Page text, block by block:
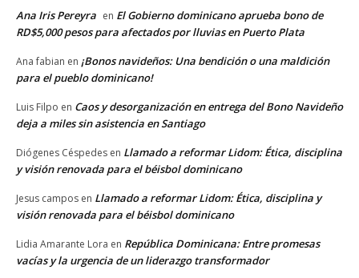
Ana Iris Pereyra en El Gobierno dominicano aprueba bono de
RD$5,000 pesos para afectados por lluvias en Puerto Plata
Ana fabian en ¡Bonos navideños: Una bendición o una maldición
para el pueblo dominicano!
Luis Filpo en Caos y desorganización en entrega del Bono Navideño
deja a miles sin asistencia en Santiago
Diógenes Céspedes en Llamado a reformar Lidom: Ética, disciplina
y visión renovada para el béisbol dominicano
Jesus campos en Llamado a reformar Lidom: Ética, disciplina y
visión renovada para el béisbol dominicano
Lidia Amarante Lora en República Dominicana: Entre promesas
vacías y la urgencia de un liderazgo transformador